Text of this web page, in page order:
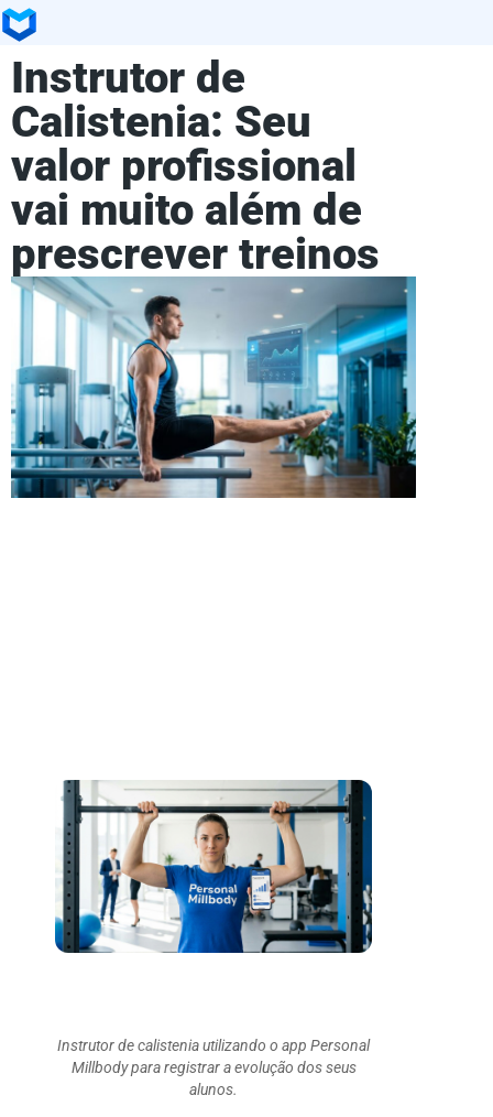
Instrutor de
Calistenia: Seu
valor profissional
vai muito além de
prescrever treinos
Instrutor de calistenia utilizando o app Personal
Millbody para registrar a evolução dos seus
alunos.